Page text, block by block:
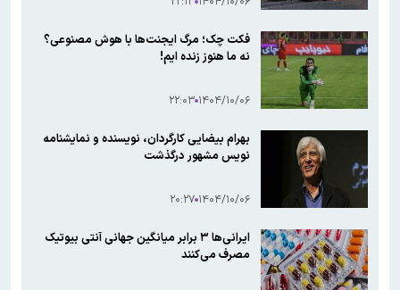
فکت چک؛ مرگ ایجنت‌ها با هوش مصنوعی؟
نه ما هنوز زنده ایم!
۱۴۰۴/۱۰/۰۶ ۲۲:۰۳
بهرام بیضایی کارگردان، نویسنده و نمایشنامه
نویس مشهور درگذشت
۱۴۰۴/۱۰/۰۶ ۲۰:۲۷
ایرانی‌ها ۳ برابر میانگین جهانی آنتی بیوتیک
مصرف می‌کنند